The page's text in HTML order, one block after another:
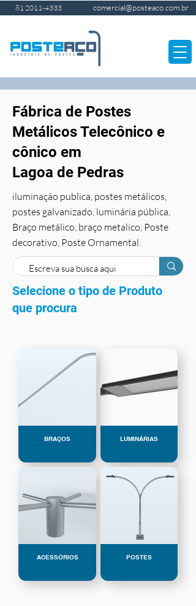
81 2011-4333 comercial@posteaco.com.br
Fábrica de Postes
Metálicos Telecônico e
cônico em
Lagoa de Pedras
iluminação publica, postes metálicos,
postes galvanizado, luminária pública,
Braço metálico, braço metalico, Poste
decorativo, Poste Ornamental.
Selecione o tipo de Produto
que procura
BRAÇOS LUMINÁRIAS
ACESSÓRIOS POSTES